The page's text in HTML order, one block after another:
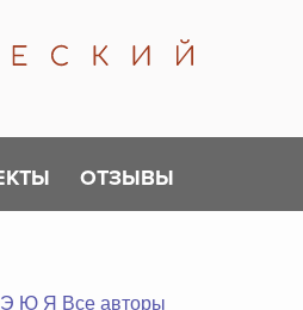
ОТЗЫВЫ
Э Ю Я Все авторы